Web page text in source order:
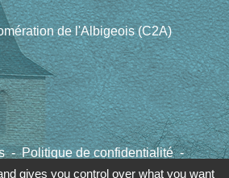
de l'Albigeois (C2A)
- Politique de confidentialité -
du site - Gestion des cookies
gives you control over what you want